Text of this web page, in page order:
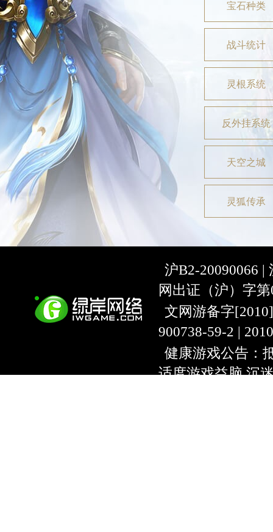
宝石种类
战斗统计
灵根系统
反外挂系统
天空之城
灵狐传承
沪B2-20090066 |
网出证（沪）字
文网游备字
900738-59-2 |
健康游戏公告：
适度游戏益脑 沉